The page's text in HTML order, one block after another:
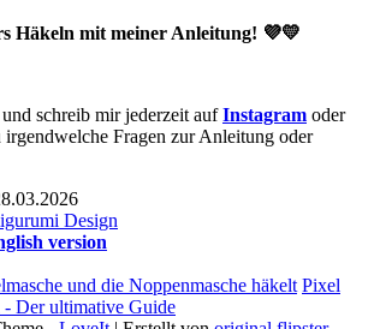
Häkeln mit meiner Anleitung! 💜💛
schreib mir jederzeit aufInstagram oder
irgendwelche Fragen zur Anleitung oder
Design
version
und die Noppenmasche häkelt Pixel
Der ultimative Guide